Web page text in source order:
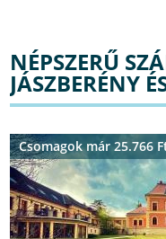
NÉPSZERŰ
JÁSZBERÉNY
Csomagok már 25.766